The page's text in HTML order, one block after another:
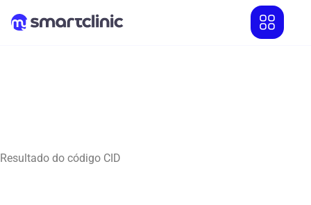
Resultado do código CID